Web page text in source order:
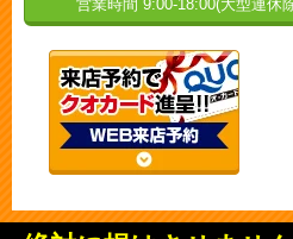
営業時間 9:00-18:00(大型連